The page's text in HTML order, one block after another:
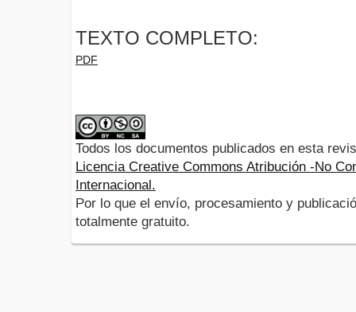
TEXTO COMPLETO:
PDF
Todos los documentos publicados en esta
Licencia Creative Commons Atribución -No
Internacional.
Por lo que el envío, procesamiento y
totalmente gratuito.